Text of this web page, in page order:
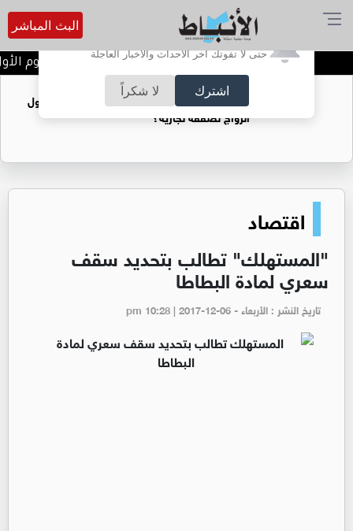
أترغب في تفعيل الإشعارات؟
حتى لا تفوتك آخر الأحداث والأخبار العاجلة
اشترك لا شكراً
البث المباشر
تتويج الفرق الفائزة في اليوم
فتيات يستغللنه لتحقيق مكاسب مادية.. هل تحول
الزواج لصفقة تجارية؟
اقتصاد
"المستهلك" تطالب بتحديد سقف
سعري لمادة البطاطا
تاريخ النشر : الأربعاء - pm 10:28 | 2017-12-06